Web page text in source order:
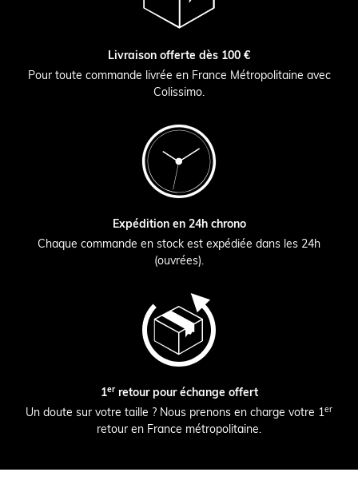
Livraison offerte dès 100 €
Pour toute commande livrée en France Métropolitaine avec
Colissimo.
Expédition en 24h chrono
Chaque commande en stock est expédiée dans les 24h
(ouvrées).
1erretour pour échange offert
Un doute sur votre taille ? Nous prenons en charge votre 1er
retour en France métropolitaine.